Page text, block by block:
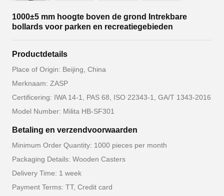
1000±5 mm hoogte boven de grond Intrekbare
bollards voor parken en recreatiegebieden
Productdetails
Place of Origin: Beijing, China
Merknaam: ZASP
Certificering: IWA 14-1, PAS 68, ISO 22343-1, GA/T 1343-2016
Model Number: Milita HB-SF301
Betaling en verzendvoorwaarden
Minimum Order Quantity: 1000 pieces per month
Packaging Details: Wooden Casters
Delivery Time: 1 week
Payment Terms: TT, Credit card